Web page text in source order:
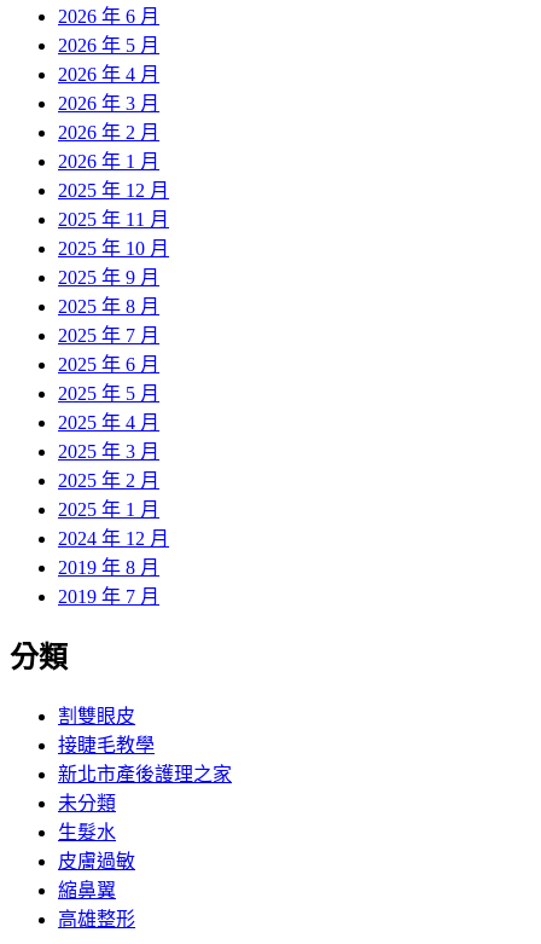
2026 年 6 月
2026 年 5 月
2026 年 4 月
2026 年 3 月
2026 年 2 月
2026 年 1 月
2025 年 12 月
2025 年 11 月
2025 年 10 月
2025 年 9 月
2025 年 8 月
2025 年 7 月
2025 年 6 月
2025 年 5 月
2025 年 4 月
2025 年 3 月
2025 年 2 月
2025 年 1 月
2024 年 12 月
2019 年 8 月
2019 年 7 月
分類
割雙眼皮
接睫毛教學
新北市產後護理之家
未分類
生髮水
皮膚過敏
縮鼻翼
高雄整形